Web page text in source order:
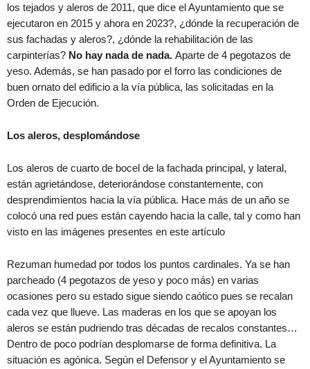
los tejados y aleros de 2011, que dice el Ayuntamiento que se
ejecutaron en 2015 y ahora en 2023?, ¿dónde la recuperación de
sus fachadas y aleros?, ¿dónde la rehabilitación de las
carpinterías? No hay nada de nada. Aparte de 4 pegotazos de
yeso. Además, se han pasado por el forro las condiciones de
buen ornato del edificio a la vía pública, las solicitadas en la
Orden de Ejecución.
Los aleros, desplomándose
Los aleros de cuarto de bocel de la fachada principal, y lateral,
están agrietándose, deteriorándose constantemente, con
desprendimientos hacia la vía pública. Hace más de un año se
colocó una red pues están cayendo hacia la calle, tal y como han
visto en las imágenes presentes en este artículo
Rezuman humedad por todos los puntos cardinales. Ya se han
parcheado (4 pegotazos de yeso y poco más) en varias
ocasiones pero su estado sigue siendo caótico pues se recalan
cada vez que llueve. Las maderas en los que se apoyan los
aleros se están pudriendo tras décadas de recalos constantes…
Dentro de poco podrían desplomarse de forma definitiva. La
situación es agónica. Según el Defensor y el Ayuntamiento se